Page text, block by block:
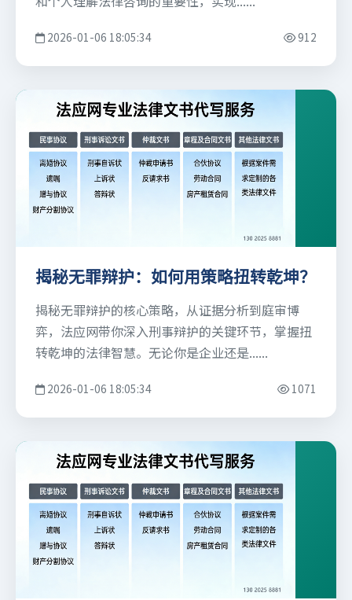
2026-01-06 18:05:34 912
揭秘无罪辩护：如何用策略扭转乾坤？
揭秘无罪辩护的核心策略，从证据分析到庭审博
弈，法应网带你深入刑事辩护的关键环节，掌握扭
转乾坤的法律智慧。无论你是企业还是......
2026-01-06 18:05:34 1071